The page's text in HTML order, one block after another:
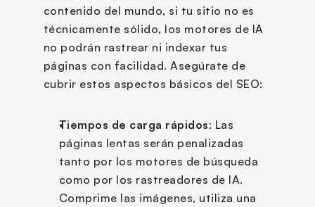
contenido del mundo, si tu sitio no es
técnicamente sólido, los motores de IA
no podrán rastrear ni indexar tus
páginas con facilidad. Asegúrate de
cubrir estos aspectos básicos del SEO:
Tiempos de carga rápidos: Las
páginas lentas serán penalizadas
tanto por los motores de búsqueda
como por los rastreadores de IA.
Comprime las imágenes, utiliza una